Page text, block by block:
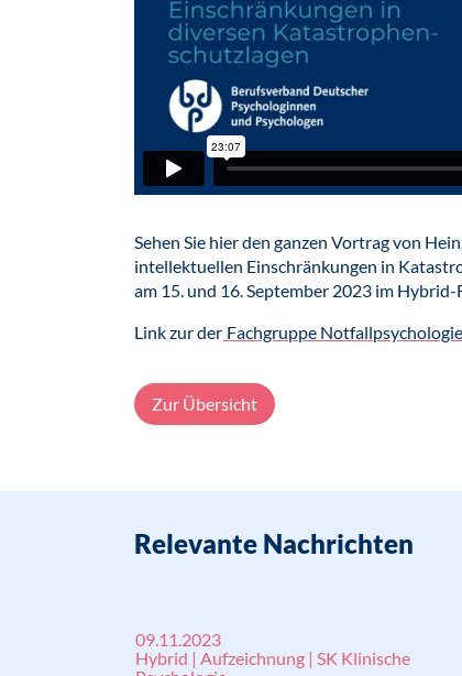
Sehen Sie hier den ganzen Vortrag von
intellektuellen Einschränkungen in
am 15. und 16. September 2023 im
Link zur der Fachgruppe Notfallpsychologie
Zur Übersicht
Relevante Nachrichten
09.11.2023
Hybrid | Aufzeichnung | SK Klinische